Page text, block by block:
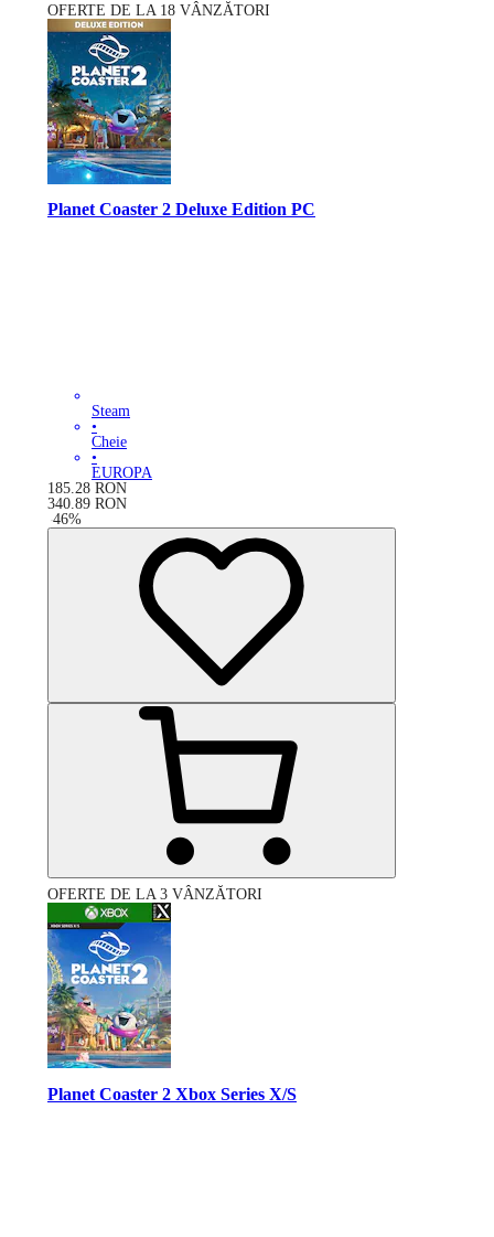
OFERTE DE LA 18 VÂNZĂTORI
Planet Coaster 2 Deluxe Edition PC
Steam
•
Cheie
•
EUROPA
185.28 RON
340.89 RON
-46%
OFERTE DE LA 3 VÂNZĂTORI
Planet Coaster 2 Xbox Series X/S